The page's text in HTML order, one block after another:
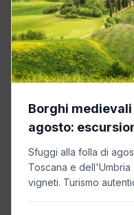
Borghi
agosto:
castelli
Sfuggi alla folla di
Toscana e
vigneti. Turismo